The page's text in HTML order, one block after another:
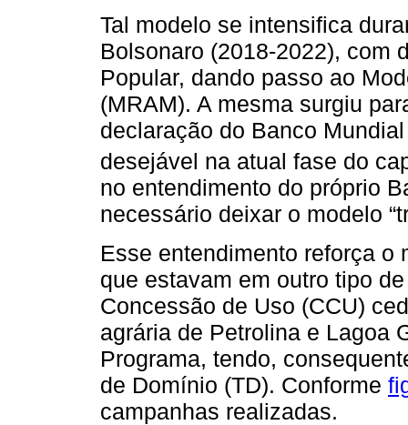
Tal modelo se intensifica
Bolsonaro (2018-2022), com
Popular, dando passo ao
(MRAM). A mesma surgiu
declaração do Banco
desejável na atual fase do
no entendimento do próprio
necessário deixar o modelo
Esse entendimento reforça o
que estavam em outro tipo
Concessão de Uso (CCU)
agrária de Petrolina e Lagoa
Programa, tendo,
de Domínio (TD). Conforme
campanhas realizadas.